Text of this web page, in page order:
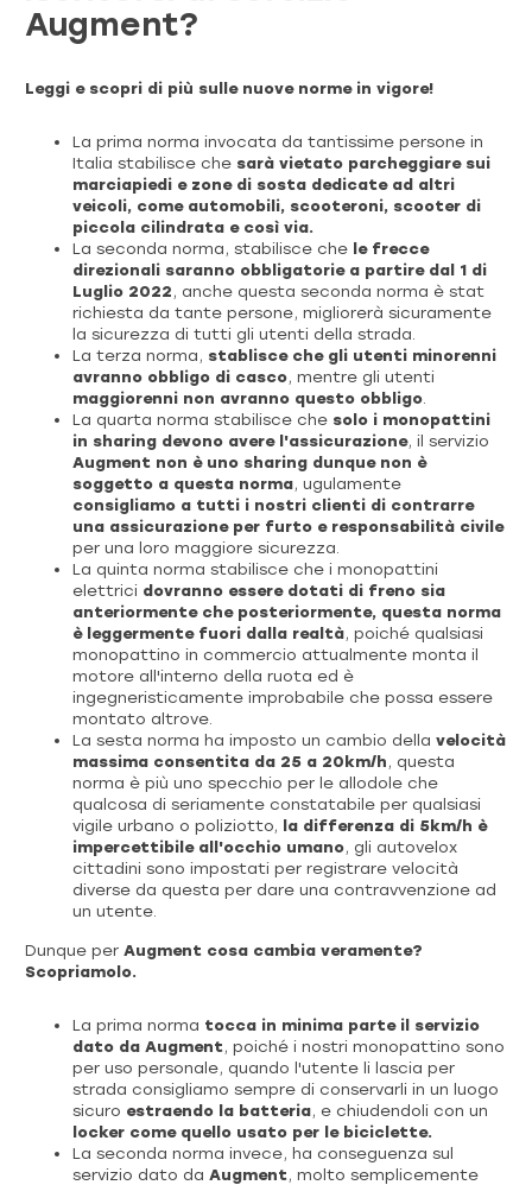
Augment?
Leggi e scopri di più sulle nuove norme in vigore!
La prima norma invocata da tantissime persone in
Italia stabilisce che sarà vietato parcheggiare sui
marciapiedi e zone di sosta dedicate ad altri
veicoli, come automobili, scooteroni, scooter di
piccola cilindrata e così via.
La seconda norma, stabilisce che le frecce
direzionali saranno obbligatorie a partire dal 1 di
Luglio 2022 , anche questa seconda norma è stat
richiesta da tante persone, migliorerà sicuramente
la sicurezza di tutti gli utenti della strada.
La terza norma, stablisce che gli utenti minorenni
avranno obbligo di casco, mentre gli utenti
maggiorenni non avranno questo obbligo
La quarta norma stabilisce che solo i monopattini
in sharing devono avere l'assicurazione, il servizio
Augment non è uno sharing dunque non è
soggetto a questa norma, ugulamente
consigliamo a tutti i nostri clienti di contrarre
una assicurazione per furto e responsabilità civile
per una loro maggiore sicurezza.
La quinta norma stabilisce che i monopattini
elettrici dovranno essere dotati di freno sia
anteriormente che posteriormente, questa norma
è leggermente fuori dalla realtà, poiché qualsiasi
monopattino in commercio attualmente monta il
motore all'interno della ruota ed è
ingegneristicamente improbabile che possa essere
montato altrove.
La sesta norma ha imposto un cambio della velocità
massima consentita da 25 a 20km/h , questa
norma è più uno specchio per le allodole che
qualcosa di seriamente constatabile per qualsiasi
vigile urbano o poliziotto, la differenza di 5km/h è
impercettibile all'occhio umano, gli autovelox
cittadini sono impostati per registrare velocità
diverse da questa per dare una contravvenzione ad
un utente.
Dunque per Augment cosa cambia veramente?
Scopriamolo.
La prima norma tocca in minima parte il servizio
dato da Augment, poiché i nostri monopattino sono
per uso personale, quando l'utente li lascia per
strada consigliamo sempre di conservarli in un luogo
sicuro estraendo la batteria, e chiudendoli con un
locker come quello usato per le biciclette.
La seconda norma invece, ha conseguenza sul
servizio dato da Augment, molto semplicemente